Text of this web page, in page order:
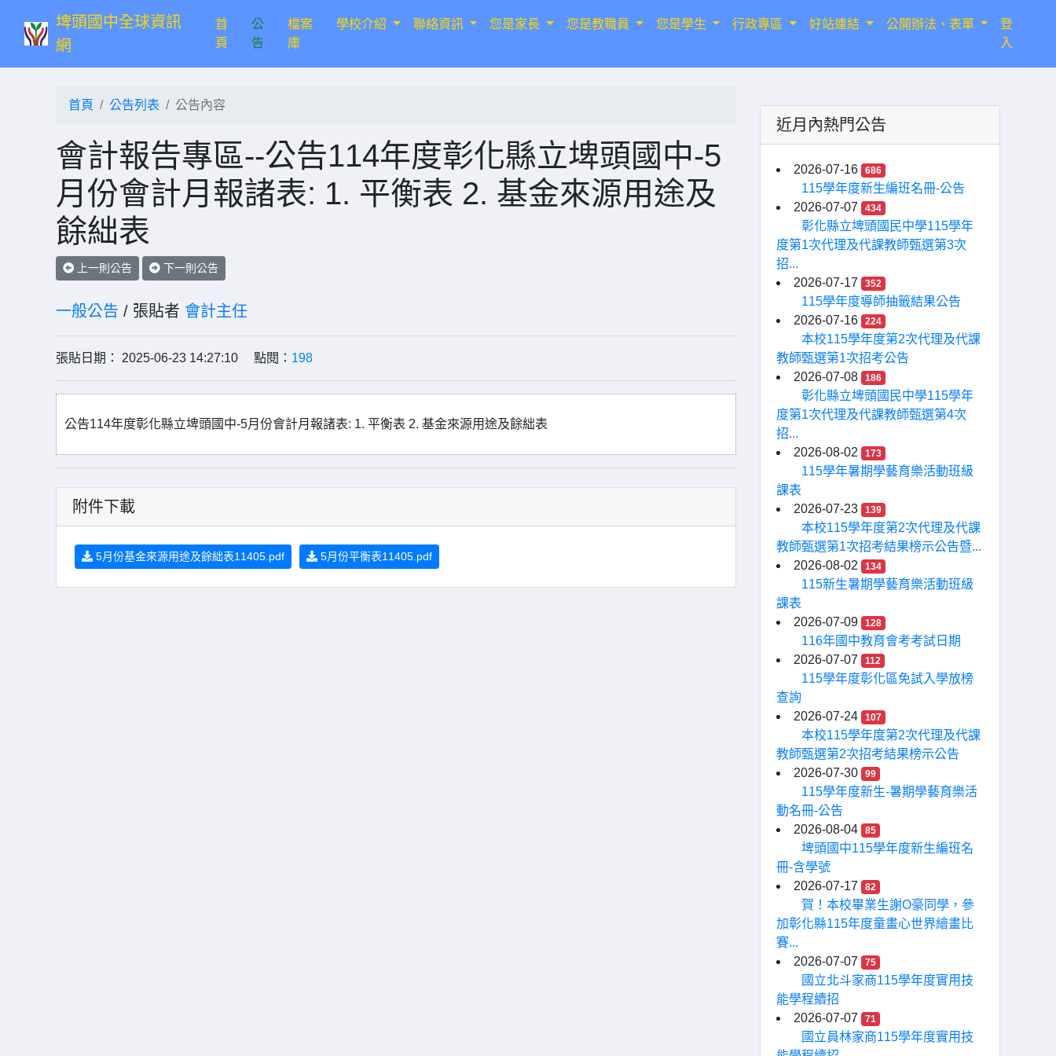
埤頭國中全球資訊
網
首
頁(current)
公
告
檔案
庫
學校介紹 聯絡資訊 您是家長 您是教職員 您是學生 行政專區 好站連結 公開辦法、表單
登
入
首頁 公告列表 公告內容
會計報告專區--公告114年度彰化縣立埤頭國中-5
月份會計月報諸表: 1. 平衡表 2. 基金來源用途及
餘絀表
上一則公告 下一則公告
一般公告 / 張貼者 會計主任
張貼日期： 2025-06-23 14:27:10 點閱： 198
公告114年度彰化縣立埤頭國中-5月份會計月報諸表: 1. 平衡表 2. 基金來源用途及餘絀表
附件下載
5月份基金來源用途及餘絀表11405.pdf 5月份平衡表11405.pdf
近月內熱門公告
2026-07-16 686
115學年度新生編班名冊-公告
2026-07-07
434
彰化縣立埤頭國民中學115學年
度第1次代理及代課教師甄選第3次
招...
2026-07-17
352
115學年度導師抽籤結果公告
2026-07-16
224
本校115學年度第2次代理及代課
教師甄選第1次招考公告
2026-07-08
186
彰化縣立埤頭國民中學115學年
度第1次代理及代課教師甄選第4次
招...
2026-08-02
173
115學年暑期學藝育樂活動班級
課表
2026-07-23
139
本校115學年度第2次代理及代課
教師甄選第1次招考結果榜示公告暨...
2026-08-02
134
115新生暑期學藝育樂活動班級
課表
2026-07-09
128
116年國中教育會考考試日期
2026-07-07
112
115學年度彰化區免試入學放榜
查詢
2026-07-24
107
本校115學年度第2次代理及代課
教師甄選第2次招考結果榜示公告
2026-07-30
99
115學年度新生-暑期學藝育樂活
動名冊-公告
2026-08-04
85
埤頭國中115學年度新生編班名
冊-含學號
2026-07-17
82
賀！本校畢業生謝O豪同學，參
加彰化縣115年度童畫心世界繪畫比
賽...
2026-07-07
75
國立北斗家商115學年度實用技
能學程續招
2026-07-07
71
國立員林家商115學年度實用技